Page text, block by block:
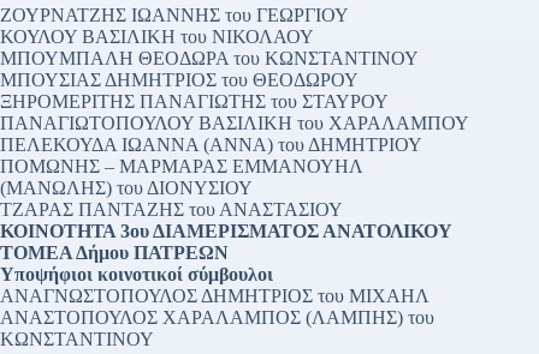
ΖΟΥΡΝΑΤΖΗΣ ΙΩΑΝΝΗΣ του ΓΕΩΡΓΙΟΥ
ΚΟΥΛΟΥ ΒΑΣΙΛΙΚΗ του ΝΙΚΟΛΑΟΥ
ΜΠΟΥΜΠΑΛΗ ΘΕΟΔΩΡΑ του ΚΩΝΣΤΑΝΤΙΝΟΥ
ΜΠΟΥΣΙΑΣ ΔΗΜΗΤΡΙΟΣ του ΘΕΟΔΩΡΟΥ
ΞΗΡΟΜΕΡΙΤΗΣ ΠΑΝΑΓΙΩΤΗΣ του ΣΤΑΥΡΟΥ
ΠΑΝΑΓΙΩΤΟΠΟΥΛΟΥ ΒΑΣΙΛΙΚΗ του ΧΑΡΑΛΑΜΠΟΥ
ΠΕΛΕΚΟΥΔΑ ΙΩΑΝΝΑ (ΑΝΝΑ) του ΔΗΜΗΤΡΙΟΥ
ΠΟΜΩΝΗΣ – ΜΑΡΜΑΡΑΣ ΕΜΜΑΝΟΥΗΛ
(ΜΑΝΩΛΗΣ) του ΔΙΟΝΥΣΙΟΥ
ΤΖΑΡΑΣ ΠΑΝΤΑΖΗΣ του ΑΝΑΣΤΑΣΙΟΥ
ΚΟΙΝΟΤΗΤΑ 3ου ΔΙΑΜΕΡΙΣΜΑΤΟΣ ΑΝΑΤΟΛΙΚΟΥ
ΤΟΜΕΑ Δήμου ΠΑΤΡΕΩΝ
Υποψήφιοι κοινοτικοί σύμβουλοι
ΑΝΑΓΝΩΣΤΟΠΟΥΛΟΣ ΔΗΜΗΤΡΙΟΣ του ΜΙΧΑΗΛ
ΑΝΑΣΤΟΠΟΥΛΟΣ ΧΑΡΑΛΑΜΠΟΣ (ΛΑΜΠΗΣ) του
ΚΩΝΣΤΑΝΤΙΝΟΥ